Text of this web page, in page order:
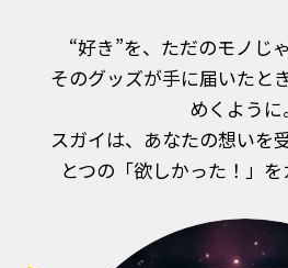
“好き”を、ただのモノじ
そのグッズが手に届いたと
めくように。
スガイは、あなたの想いを
とつの「欲しかった！」を